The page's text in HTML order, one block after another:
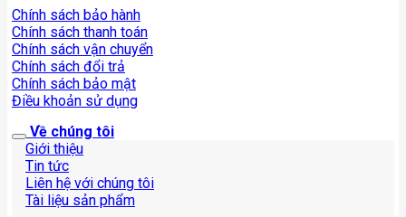
Chính sách bảo hành
Chính sách thanh toán
Chính sách vận chuyển
Chính sách đổi trả
Chính sách bảo mật
Điều khoản sử dụng
Về chúng tôi
Giới thiệu
Tin tức
Liên hệ với chúng tôi
Tài liệu sản phẩm